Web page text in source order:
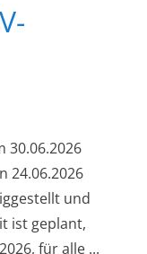
30.06.2026
24.06.2026
und
ist geplant,
für alle ...